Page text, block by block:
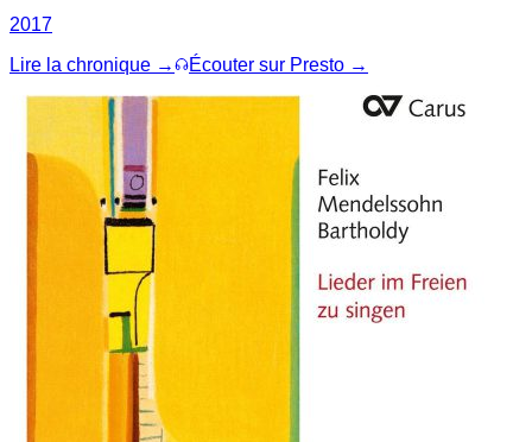
2017
Lire la chronique →
Écouter sur Presto →